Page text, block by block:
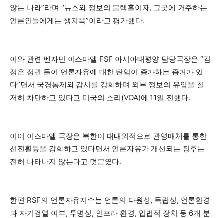
않는 나라”라며 “뉴스와 정보의 블랙홀이자, 그곳에 거주하는
언론인들에게는 생지옥”이라고 평가했다.
이와 관련 벤자민 이스마엘 FSF 아시아태평양 담당국장은 “김
정은 정권 들어 언론자유에 대한 탄압이 증가하는 증거가 있
다”면서 국경통제와 감시를 강화하며 외부 정보의 유입을 철
저히 차단하고 있다고 미국의 소리(VOA)에 11일 전했다.
이어 이스마엘 국장은 북한이 대내외적으로 관영매체를 통한
선전활동을 강화하고 있다면서 언론자유가 개선되는 징후는
전혀 나타나지 않는다고 덧붙였다.
한편 RSF의 언론자유지수는 언론의 다원성, 독립성, 언론환경
과 자기검열 여부, 투명성, 인프라 환경, 입법적 장치 등 6개 분